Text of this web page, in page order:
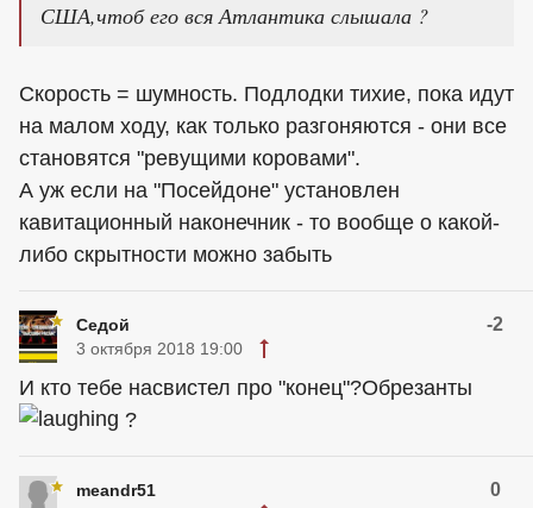
США,чтоб его вся Атлантика слышала ?
Скорость = шумность. Подлодки тихие, пока идут
на малом ходу, как только разгоняются - они все
становятся "ревущими коровами".
А уж если на "Посейдоне" установлен
кавитационный наконечник - то вообще о какой-
либо скрытности можно забыть
Седой -2
3 октября 2018 19:00
И кто тебе насвистел про "конец"?Обрезанты
?
meandr51 0